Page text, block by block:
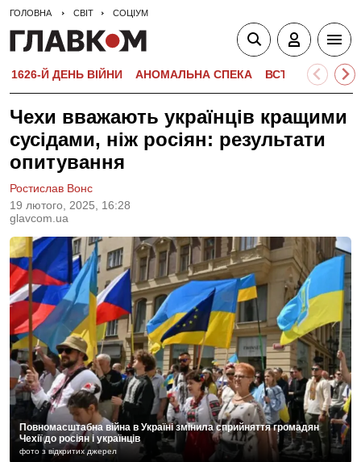
ГОЛОВНА СВІТ СОЦІУМ
1626-Й ДЕНЬ ВІЙНИ АНОМАЛЬНА СПЕКА ВСТУПНА
Чехи вважають українців кращими
сусідами, ніж росіян: результати
опитування
19 лютого, 2025, 16:28
glavcom.ua
Ростислав Вонс
Повномасштабна війна в Україні змінила сприйняття громадян
Чехії до росіян і українців
фото з відкритих джерел